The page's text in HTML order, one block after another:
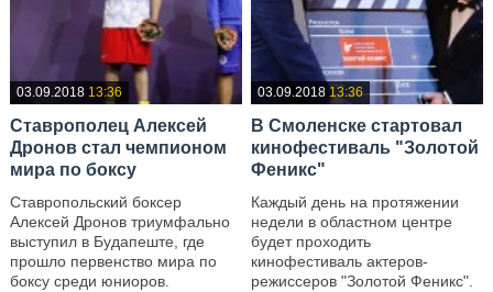
03.09.2018 13:36
Ставрополец Алексей
Дронов стал чемпионом
мира по боксу
Ставропольский боксер
Алексей Дронов триумфально
выступил в Будапеште, где
прошло первенство мира по
боксу среди юниоров.
03.09.2018 13:36
В Смоленске стартовал
кинофестиваль "Золотой
Феникс"
Каждый день на протяжении
недели в областном центре
будет проходить
кинофестиваль актеров-
режиссеров "Золотой Феникс".